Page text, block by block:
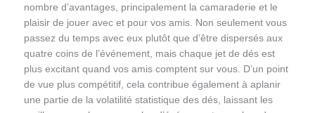
nombre d’avantages, principalement la camaraderie et le
plaisir de jouer avec et pour vos amis. Non seulement vous
passez du temps avec eux plutôt que d’être dispersés aux
quatre coins de l’événement, mais chaque jet de dés est
plus excitant quand vos amis comptent sur vous. D’un point
de vue plus compétitif, cela contribue également à aplanir
une partie de la volatilité statistique des dés, laissant les